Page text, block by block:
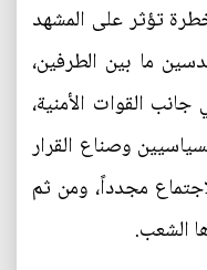
تؤثر على المشهد
ما بين الطرفين،
القوات الأمنية،
وصناع القرار
مجدداً، ومن ثم
الشعب.